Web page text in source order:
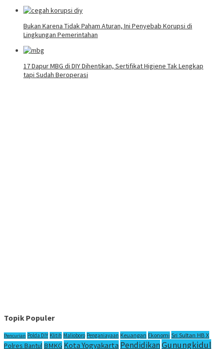
Bukan Karena Tidak Paham Aturan, Ini Penyebab Korupsi di
Lingkungan Pemerintahan
17 Dapur MBG di DIY Dihentikan, Sertifikat Higiene Tak Lengkap
tapi Sudah Beroperasi
Topik Populer
Pencurian Polda DIY Klitih Malioboro Penganiayaan Keuangan Ekonomi Sri Sultan HB X
Polres Bantul BMKG Kota Yogyakarta PendidikanGunungkidul